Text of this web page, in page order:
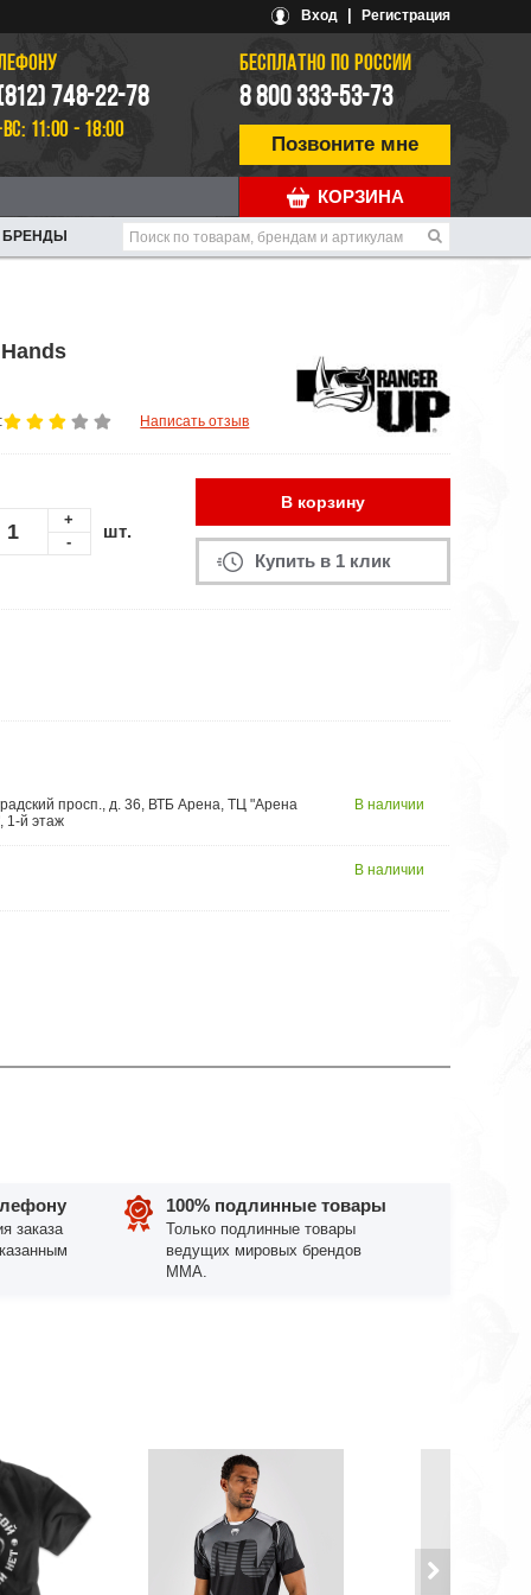
Вход Регистрация
748-22-78
11:00 - 18:00
БЕСПЛАТНО ПО РОССИИ
8 800 333-53-73
Позвоните мне
КОРЗИНА
БРЕНДЫ
Написать отзыв
+
-
шт.
В корзину
Купить в 1 клик
просп., д. 36, ВТБ Арена, ТЦ "Арена
1-й этаж
В наличии
В наличии
заказа
100% подлинные товары
Только подлинные товары
ведущих мировых брендов
ММА.